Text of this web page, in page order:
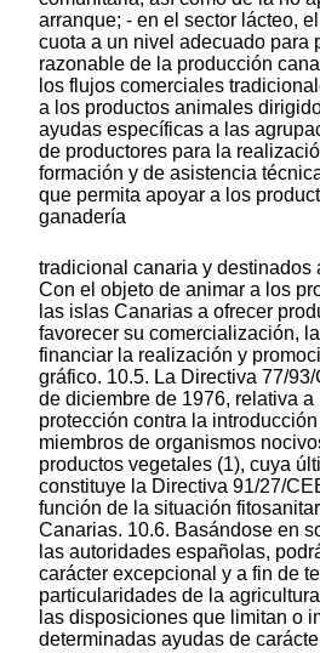
arranque; - en el sector lácteo,
cuota a un nivel adecuado para
razonable de la producción
los flujos comerciales
a los productos animales
ayudas específicas a las
de productores para la
formación y de asistencia
que permita apoyar a los
ganadería
tradicional canaria y destinados
Con el objeto de animar a los
las islas Canarias a ofrecer
favorecer su comercialización,
financiar la realización y
gráfico. 10.5. La Directiva 77/
de diciembre de 1976, relativa
protección contra la
miembros de organismos
productos vegetales (1), cuya
constituye la Directiva 91/27/
función de la situación
Canarias. 10.6. Basándose en
las autoridades españolas,
carácter excepcional y a fin de
particularidades de la
las disposiciones que limitan o
determinadas ayudas de